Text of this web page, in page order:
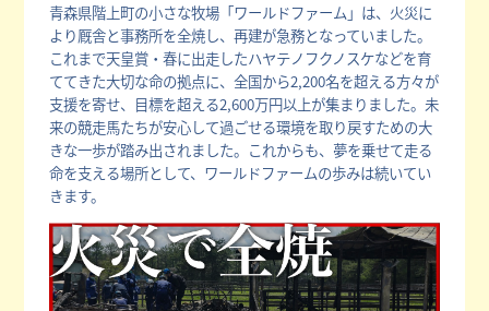
青森県階上町の小さな牧場「ワールドファーム」は、火災に
より厩舎と事務所を全焼し、再建が急務となっていました。
これまで天皇賞・春に出走したハヤテノフクノスケなどを育
ててきた大切な命の拠点に、全国から2,200名を超える方々が
支援を寄せ、目標を超える2,600万円以上が集まりました。未
来の競走馬たちが安心して過ごせる環境を取り戻すための大
きな一歩が踏み出されました。これからも、夢を乗せて走る
命を支える場所として、ワールドファームの歩みは続いてい
きます。